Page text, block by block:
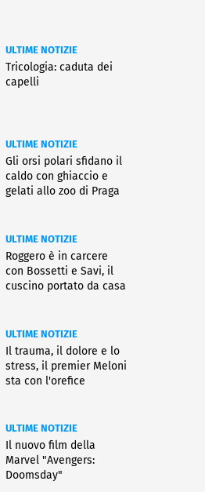
ULTIME NOTIZIE
Tricologia: caduta dei
capelli
ULTIME NOTIZIE
Gli orsi polari sfidano il
caldo con ghiaccio e
gelati allo zoo di Praga
ULTIME NOTIZIE
Roggero è in carcere
con Bossetti e Savi, il
cuscino portato da casa
ULTIME NOTIZIE
Il trauma, il dolore e lo
stress, il premier Meloni
sta con l'orefice
ULTIME NOTIZIE
Il nuovo film della
Marvel "Avengers:
Doomsday"